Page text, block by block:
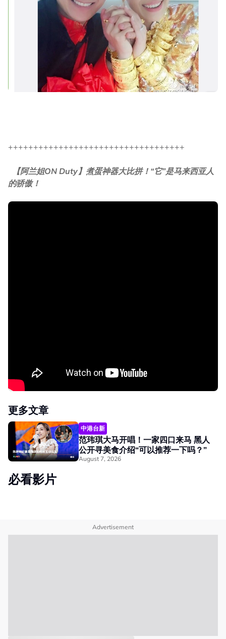
+++++++++++++++++++++++++++++++++++
【阿兰姐ON Duty】煮蛋神器大比拼！“它”是马来西亚人
的骄傲！
更多文章
中港台新
范玮琪大马开唱！一家四口来马 黑人
公开寻美食介绍“可以推荐一下吗？”
August 7, 2026
必看影片
Advertisement